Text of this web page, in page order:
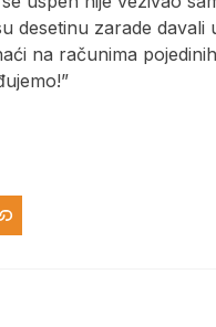
desetinu zarade
na računima